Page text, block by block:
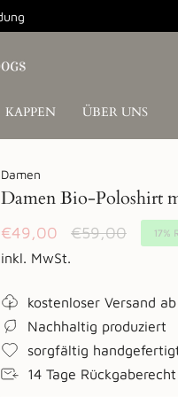
KAPPEN ÜBER UNS
Damen
Damen Bio-Poloshirt
Verkaufspreis
€49,00
Regulärer
€59,00 17%
inkl. MwSt.
kostenloser Versand
Nachhaltig produziert
sorgfältig
14 Tage Rückgaberecht